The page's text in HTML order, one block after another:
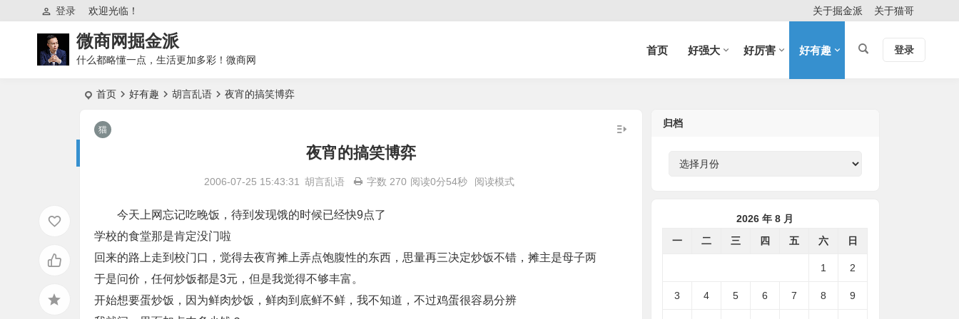
欢迎光临！
登录 关于掘金派 关于猫哥
登录
微商网掘金派
什么都略懂一点，生活更加多彩！微商网
首页 好强大 好厉害 好有趣
首页 好有趣 胡言乱语 夜宵的搞笑博弈
夜宵的搞笑博弈
2006-07-25 15:43:31 胡言乱语 字数 270 阅读0分54秒 阅读模式
今天上网忘记吃晚饭，待到发现饿的时候已经快9点了
学校的食堂那是肯定没门啦
回来的路上走到校门口，觉得去夜宵摊上弄点饱腹性的东西，思量再三决定炒饭不错，摊主是母子两
于是问价，任何炒饭都是3元，但是我觉得不够丰富。
开始想要蛋炒饭，因为鲜肉炒饭，鲜肉到底鲜不鲜，我不知道，不过鸡蛋很容易分辨
归档
2026 年 8 月
一
二 三 四 五 六 日
1 2
3 4 5 6 7 8 9